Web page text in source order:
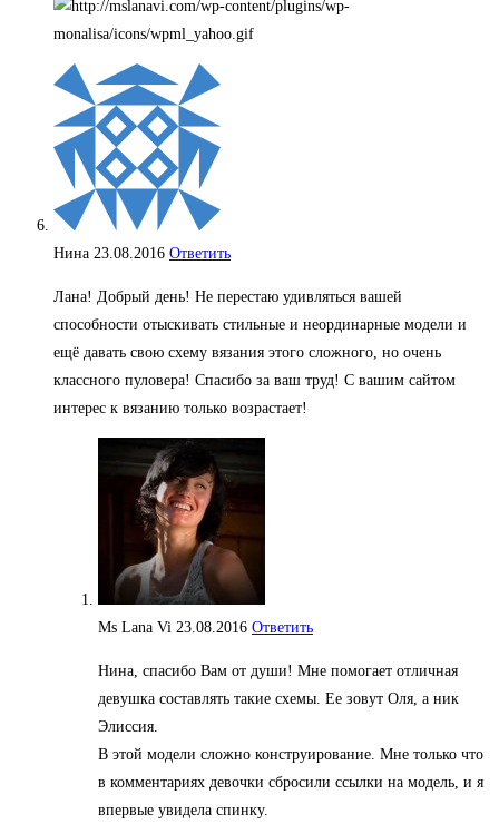
Нина 23.08.2016 Ответить
Лана! Добрый день! Не перестаю удивляться вашей
способности отыскивать стильные и неординарные модели и
ещё давать свою схему вязания этого сложного, но очень
классного пуловера! Спасибо за ваш труд! С вашим сайтом
интерес к вязанию только возрастает!
Ms Lana Vi 23.08.2016 Ответить
Нина, спасибо Вам от души! Мне помогает отличная
девушка составлять такие схемы. Ее зовут Оля, а ник
Элиссия.
В этой модели сложно конструирование. Мне только что
в комментариях девочки сбросили ссылки на модель, и я
впервые увидела спинку.